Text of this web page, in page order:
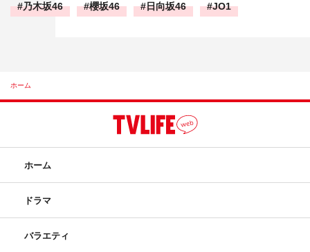
乃木坂46 櫻坂46 日向坂46 JO1
ホーム
ホーム
ドラマ
バラエティ